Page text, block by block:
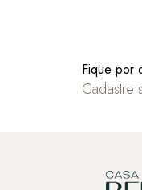
Fique por
Cadastre